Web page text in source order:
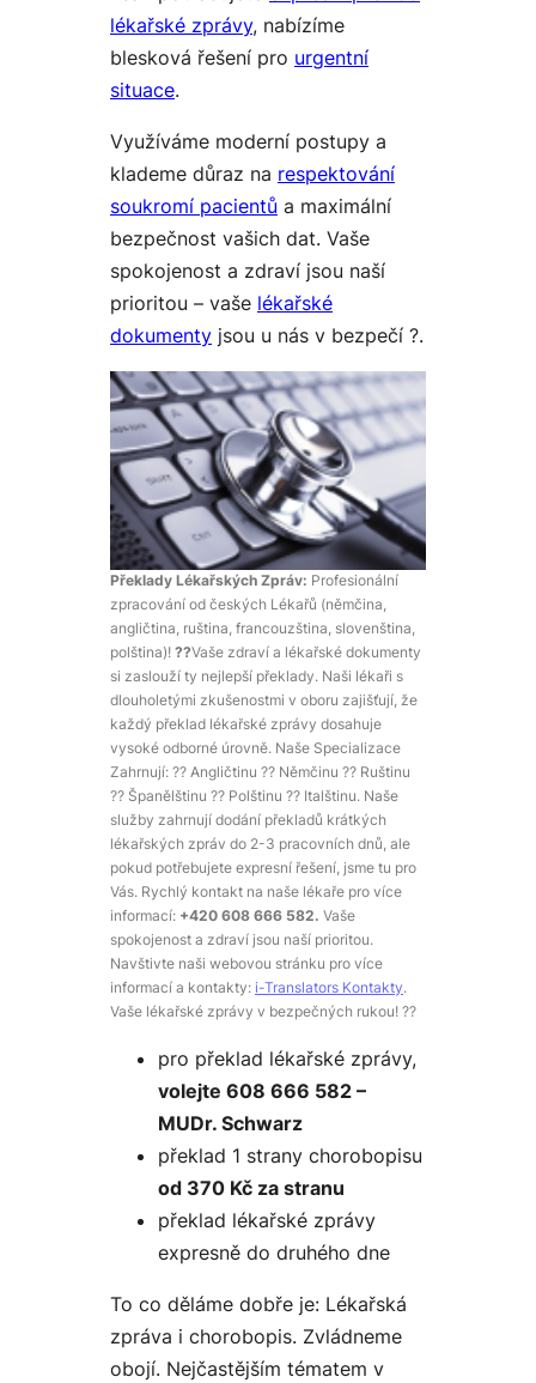
lékařské zprávy, nabízíme
blesková řešení pro urgentní
situace.
Využíváme moderní postupy a
klademe důraz na respektování
soukromí pacientů a maximální
bezpečnost vašich dat. Vaše
spokojenost a zdraví jsou naší
prioritou – vaše lékařské
dokumenty jsou u nás v bezpečí ?.
Překlady Lékařských Zpráv: Profesionální
zpracování od českých Lékařů (němčina,
angličtina, ruština, francouzština, slovenština,
polština)! ?️?Vaše zdraví a lékařské dokumenty
si zaslouží ty nejlepší překlady. Naši lékaři s
dlouholetými zkušenostmi v oboru zajišťují, že
každý překlad lékařské zprávy dosahuje
vysoké odborné úrovně. Naše Specializace
Zahrnují: ?? Angličtinu ?? Němčinu ?? Ruštinu
?? Španělštinu ?? Polštinu ?? Italštinu. Naše
služby zahrnují dodání překladů krátkých
lékařských zpráv do 2-3 pracovních dnů, ale
pokud potřebujete expresní řešení, jsme tu pro
Vás. Rychlý kontakt na naše lékaře pro více
informací: +420 608 666 582. Vaše
spokojenost a zdraví jsou naší prioritou.
Navštivte naši webovou stránku pro více
informací a kontakty: i-Translators Kontakty.
Vaše lékařské zprávy v bezpečných rukou! ??
pro překlad lékařské zprávy,
volejte 608 666 582 –
MUDr. Schwarz
překlad 1 strany chorobopisu
od 370 Kč za stranu
překlad lékařské zprávy
expresně do druhého dne
To co děláme dobře je: Lékařská
zpráva i chorobopis. Zvládneme
obojí. Nejčastějším tématem v